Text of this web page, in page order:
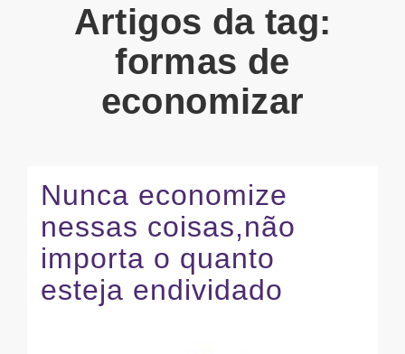
Artigos da tag:
formas de
economizar
Nunca economize
nessas coisas,não
importa o quanto
esteja endividado